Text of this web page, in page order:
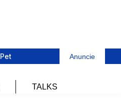
Pet Anuncie
TALKS